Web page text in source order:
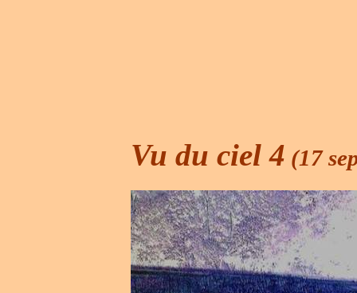
Vu du ciel 4 (17